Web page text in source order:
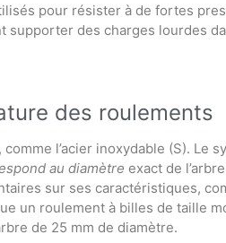
pour résister à de fortes
supporter des charges lourdes
des roulements
, comme l’acier inoxydable (S). Le
au diamètre exact de
sur ses caractéristiques,
un roulement à billes de taille
de 25 mm de diamètre.